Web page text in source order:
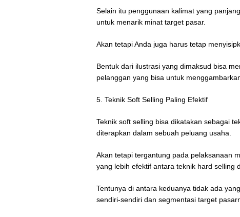
Selain itu penggunaan kalimat yang
untuk menarik minat target pasar.
Akan tetapi Anda juga harus tetap
Bentuk dari ilustrasi yang dimaksud bisa
pelanggan yang bisa untuk
5. Teknik Soft Selling Paling Efektif
Teknik soft selling bisa dikatakan sebagai
diterapkan dalam sebuah peluang usaha.
Akan tetapi tergantung pada pelaksanaan
yang lebih efektif antara teknik hard selling
Tentunya di antara keduanya tidak ada
sendiri-sendiri dan segmentasi target